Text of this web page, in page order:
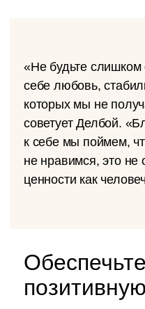
«Не будьте слишком
себе любовь,
которых мы не
советует Делбой.
к себе мы поймем,
не нравимся, это не
ценности как